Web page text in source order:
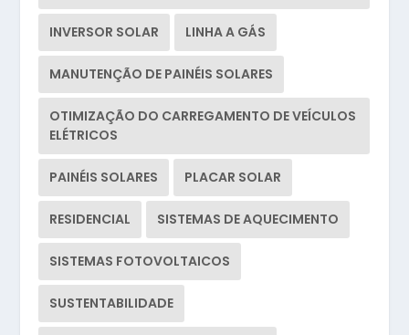
INVERSOR SOLAR LINHA A GÁS
MANUTENÇÃO DE PAINÉIS SOLARES
OTIMIZAÇÃO DO CARREGAMENTO DE VEÍCULOS
ELÉTRICOS
PAINÉIS SOLARES PLACAR SOLAR
RESIDENCIAL SISTEMAS DE AQUECIMENTO
SISTEMAS FOTOVOLTAICOS
SUSTENTABILIDADE